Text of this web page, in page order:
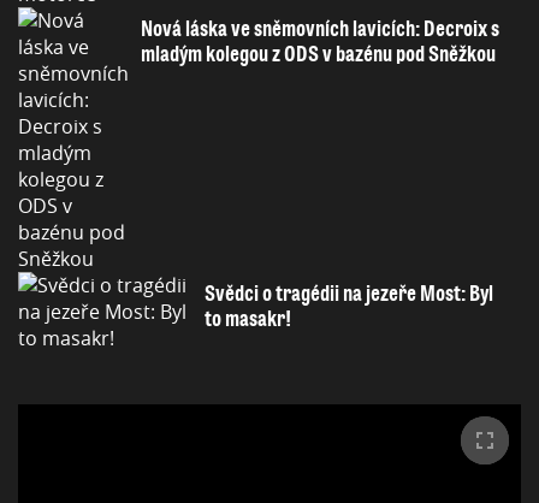
Nová láska ve sněmovních lavicích: Decroix s
mladým kolegou z ODS v bazénu pod Sněžkou
Svědci o tragédii na jezeře Most: Byl
to masakr!